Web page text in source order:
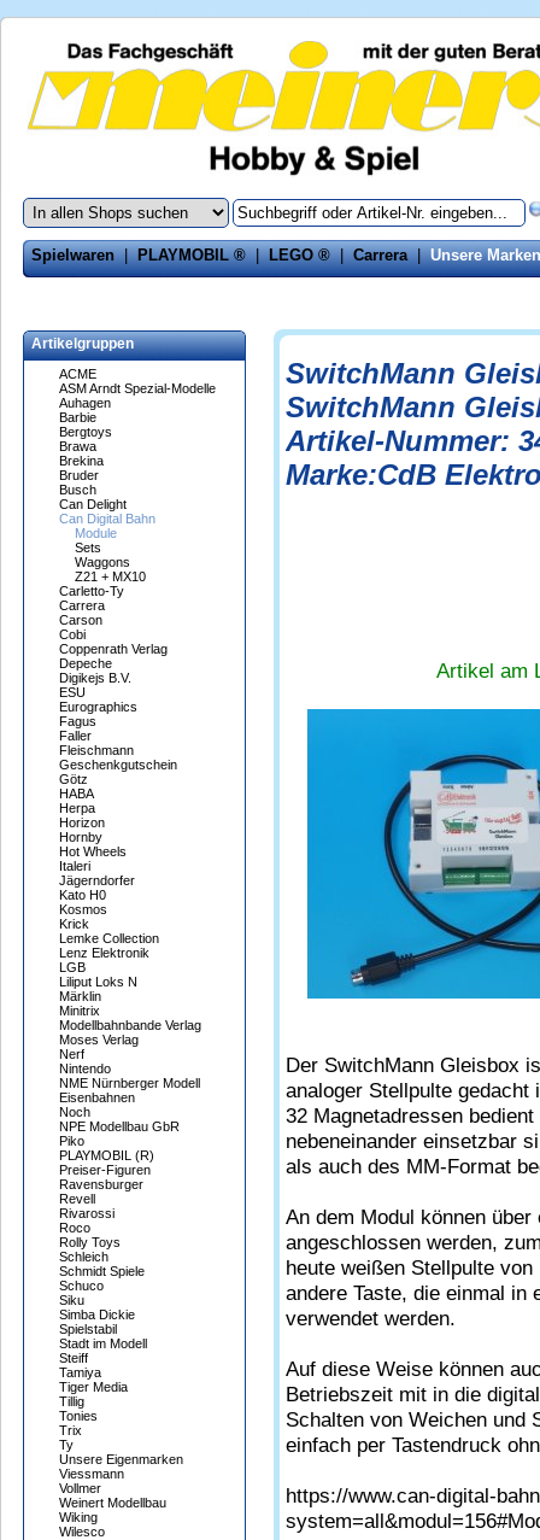
Spielwaren|PLAYMOBIL ®|LEGO ®|Carrera|Unsere Marken
Artikelgruppen
ACME
ASM Arndt Spezial-Modelle
Auhagen
Barbie
Bergtoys
Brawa
Brekina
Bruder
Busch
Can Delight
Can Digital Bahn
Module
Sets
Waggons
Z21 + MX10
Carletto-Ty
Carrera
Carson
Cobi
Coppenrath Verlag
Depeche
Digikejs B.V.
ESU
Eurographics
Fagus
Faller
Fleischmann
Geschenkgutschein
Götz
HABA
Herpa
Horizon
Hornby
Hot Wheels
Italeri
Jägerndorfer
Kato H0
Kosmos
Krick
Lemke Collection
Lenz Elektronik
LGB
Liliput Loks N
Märklin
Minitrix
Modellbahnbande Verlag
Moses Verlag
Nerf
Nintendo
NME Nürnberger Modell
Eisenbahnen
Noch
NPE Modellbau GbR
Piko
PLAYMOBIL (R)
Preiser-Figuren
Ravensburger
Revell
Rivarossi
Roco
Rolly Toys
Schleich
Schmidt Spiele
Schuco
Siku
Simba Dickie
Spielstabil
Stadt im Modell
Steiff
Tamiya
Tiger Media
Tillig
Tonies
Trix
Ty
Unsere Eigenmarken
Viessmann
Vollmer
Weinert Modellbau
Wiking
Wilesco
SwitchMann
SwitchMann
Artikel-Nummer:
Marke:CdB
Artikel am
Der SwitchMann Gleisbox
analoger Stellpulte
32 Magnetadressen
nebeneinander einsetzbar
als auch des MM-Format
An dem Modul können
angeschlossen werden,
heute weißen Stellpulte
andere Taste, die einmal in
verwendet werden.
Auf diese Weise können
Betriebszeit mit in die
Schalten von Weichen und
einfach per Tastendruck
https://www.can-digital-